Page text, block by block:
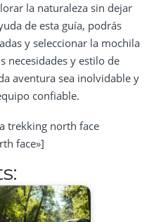
la naturaleza sin dejar
de esta guía, podrás
y seleccionar la mochila
necesidades y estilo de
aventura sea inolvidable y
confiable.
trekking north face
face»]